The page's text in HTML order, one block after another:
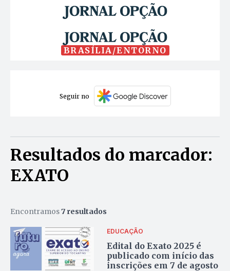
BRASÍLIA/ENTORNO
Seguir no
Resultados do marcador:
EXATO
Encontramos7 resultados
EDUCAÇÃO
Edital do Exato 2025 é
publicado com início das
inscrições em 7 de agosto